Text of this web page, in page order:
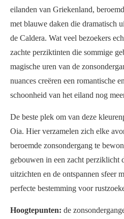
eilanden van Griekenland,
met blauwe daken die dramatisch
de Caldera. Wat veel bezoekers
zachte perziktinten die sommige
magische uren van de
nuances creëren een romantische
schoonheid van het eiland nog
De beste plek om van deze
Oia. Hier verzamelen zich elke
beroemde zonsondergang te
gebouwen in een zacht perziklicht
uitzichten en de ontspannen sfeer
perfecte bestemming voor
Hoogtepunten: de